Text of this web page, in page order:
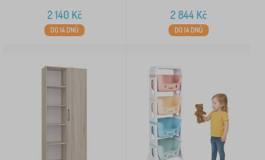
2 140 Kč
DO 14 DNŮ
2 844Kč
DO 14 DNŮ